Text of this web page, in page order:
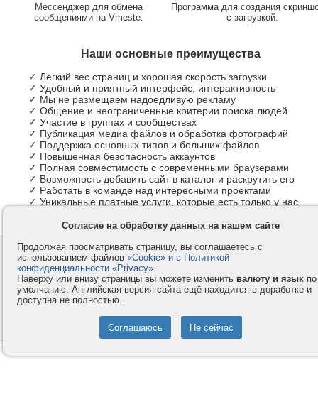
Мессенджер для обмена
сообщениями на Vmeste.
Программа для создания
с загрузкой.
Наши основные преимущества
✓ Лёгкий вес страниц и хорошая скорость загрузки
✓ Удобный и приятный интерфейс, интерактивность
✓ Мы не размещаем надоедливую рекламу
✓ Общение и неограниченные критерии поиска людей
✓ Участие в группах и сообществах
✓ Публикация медиа файлов и обработка фотографий
✓ Поддержка основных типов и больших файлов
✓ Повышенная безопасность аккаунтов
✓ Полная совместимость с современными браузерами
✓ Возможность добавить сайт в каталог и раскрутить его
✓ Работать в команде над интересными проектами
✓ Уникальные платные услуги, которые есть только у нас
Контакты
Компания
Privacy и Cookie
Услуги
Как оплатить
Помощь
© 2008-2026
- Все права защищены.
Согласие на обработку данных на нашем сайте
Продолжая просматривать страницу, вы соглашаетесь с
использованием файлов «Cookie» и с Политикой
конфиденциальности «Privacy».
Наверху или внизу страницы вы можете изменить валюту и язык по
умолчанию. Английская версия сайта ещё находится в доработке и
доступна не полностью.